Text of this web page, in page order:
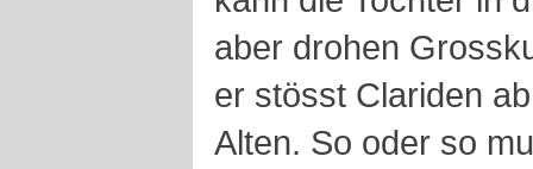
aber drohen
er stösst Clariden
Alten. So oder so